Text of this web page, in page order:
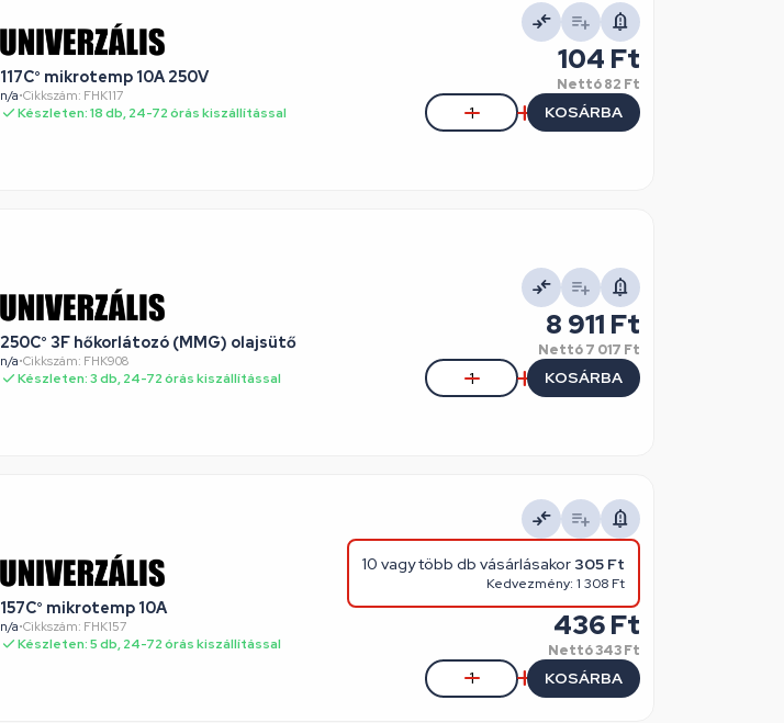
117C° mikrotemp 10A 250V
n/a•Cikkszám: FHK117
Készleten: 18 db, 24-72 órás kiszállítással
104 Ft
Nettó82 Ft
KOSÁRBA
250C° 3F hőkorlátozó (MMG) olajsütő
n/a•Cikkszám: FHK908
Készleten: 3 db, 24-72 órás kiszállítással
8 911 Ft
Nettó7 017 Ft
KOSÁRBA
157C° mikrotemp 10A
n/a•Cikkszám: FHK157
Készleten: 5 db, 24-72 órás kiszállítással
10 vagy több db vásárlásakor 305 Ft
Kedvezmény: 1 308 Ft
436 Ft
Nettó343 Ft
KOSÁRBA